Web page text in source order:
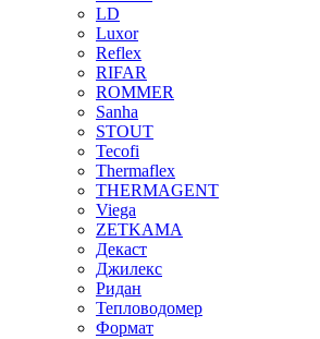
LD
Luxor
Reflex
RIFAR
ROMMER
Sanha
STOUT
Tecofi
Thermaflex
THERMAGENT
Viega
ZETKAMA
Декаст
Джилекс
Ридан
Тепловодомер
Формат